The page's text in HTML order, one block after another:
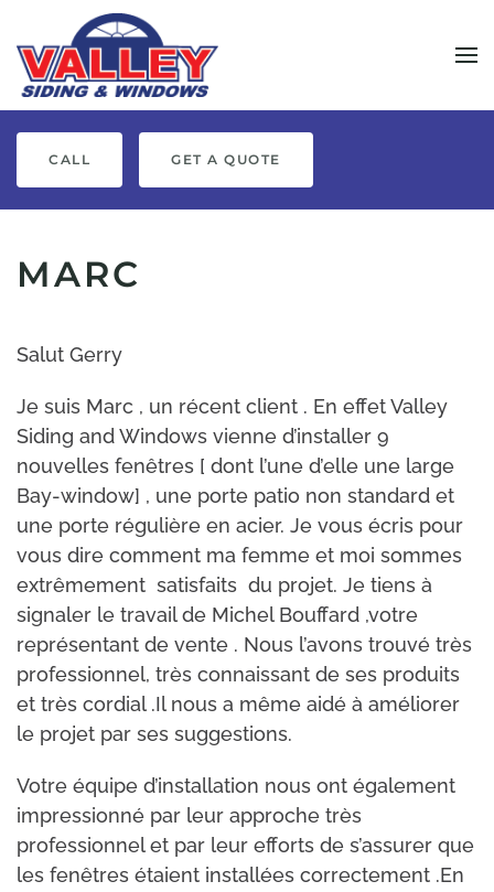
Skip to main content
CALL GET A QUOTE
MARC
Salut Gerry
Je suis Marc , un récent client . En effet Valley
Siding and Windows vienne d’installer 9
nouvelles fenêtres [ dont l’une d’elle une large
Bay-window] , une porte patio non standard et
une porte régulière en acier. Je vous écris pour
vous dire comment ma femme et moi sommes
extrêmement satisfaits du projet. Je tiens à
signaler le travail de Michel Bouffard ,votre
représentant de vente . Nous l’avons trouvé très
professionnel, très connaissant de ses produits
et très cordial .Il nous a même aidé à améliorer
le projet par ses suggestions.
Votre équipe d’installation nous ont également
impressionné par leur approche très
professionnel et par leur efforts de s’assurer que
les fenêtres étaient installées correctement .En